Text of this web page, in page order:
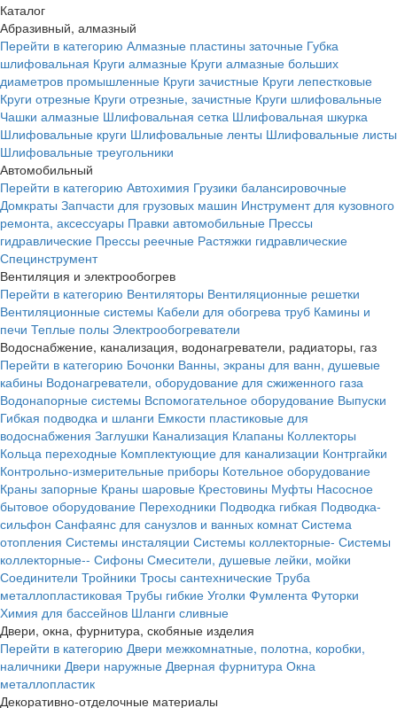
Каталог
Абразивный, алмазный
Перейти в категорию Алмазные пластины заточные Губка
шлифовальная Круги алмазные Круги алмазные больших
диаметров промышленные Круги зачистные Круги лепестковые
Круги отрезные Круги отрезные, зачистные Круги шлифовальные
Чашки алмазные Шлифовальная сетка Шлифовальная шкурка
Шлифовальные круги Шлифовальные ленты Шлифовальные листы
Шлифовальные треугольники
Автомобильный
Перейти в категорию Автохимия Грузики балансировочные
Домкраты Запчасти для грузовых машин Инструмент для кузовного
ремонта, аксессуары Правки автомобильные Прессы
гидравлические Прессы реечные Растяжки гидравлические
Специнструмент
Вентиляция и электрообогрев
Перейти в категорию Вентиляторы Вентиляционные решетки
Вентиляционные системы Кабели для обогрева труб Камины и
печи Теплые полы Электрообогреватели
Водоснабжение, канализация, водонагреватели, радиаторы, газ
Перейти в категорию Бочонки Ванны, экраны для ванн, душевые
кабины Водонагреватели, оборудование для сжиженного газа
Водонапорные системы Вспомогательное оборудование Выпуски
Гибкая подводка и шланги Емкости пластиковые для
водоснабжения Заглушки Канализация Клапаны Коллекторы
Кольца переходные Комплектующие для канализации Контргайки
Контрольно-измерительные приборы Котельное оборудование
Краны запорные Краны шаровые Крестовины Муфты Насосное
бытовое оборудование Переходники Подводка гибкая Подводка-
сильфон Санфаянс для санузлов и ванных комнат Система
отопления Системы инсталяции Системы коллекторные- Системы
коллекторные-- Сифоны Смесители, душевые лейки, мойки
Соединители Тройники Тросы сантехнические Труба
металлопластиковая Трубы гибкие Уголки Фумлента Футорки
Химия для бассейнов Шланги сливные
Двери, окна, фурнитура, скобяные изделия
Перейти в категорию Двери межкомнатные, полотна, коробки,
наличники Двери наружные Дверная фурнитура Окна
металлопластик
Декоративно-отделочные материалы